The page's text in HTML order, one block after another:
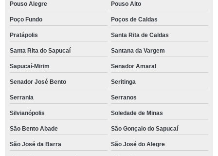
Pouso Alegre Pouso Alto
Poço Fundo Poços de Caldas
Pratápolis Santa Rita de Caldas
Santa Rita do Sapucaí Santana da Vargem
Sapucaí-Mirim Senador Amaral
Senador José Bento Seritinga
Serrania Serranos
Silvianópolis Soledade de Minas
São Bento Abade São Gonçalo do Sapucaí
São José da Barra São José do Alegre